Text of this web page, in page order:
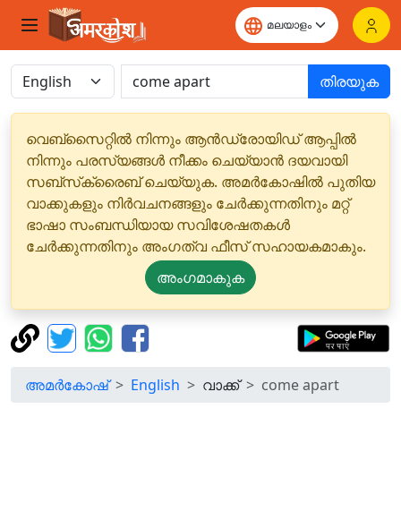
തിരയുക
വെബ്‌സൈറ്റിൽ നിന്നും ആൻഡ്രോയിഡ് ആപ്പിൽ
നിന്നും പരസ്യങ്ങൾ നീക്കം ചെയ്യാൻ ദയവായി
സബ്‌സ്‌ക്രൈബ് ചെയ്യുക. അമർകോഷിൽ പുതിയ
വാക്കുകളും നിർവചനങ്ങളും ചേർക്കുന്നതിനും മറ്റ്
ഭാഷാ സംബന്ധിയായ സവിശേഷതകൾ
ചേർക്കുന്നതിനും അംഗത്വ ഫീസ് സഹായകമാകും.
അംഗമാകുക
അമർകോഷ് English വാക്ക് come apart